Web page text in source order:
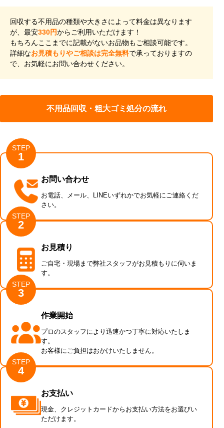
回収する不用品の種類や大きさによって料金は異なります
が、最安330円からご利用いただけます！
もちろんここまでに記載がないお品物もご相談可能です。
詳細なお見積もりやご相談は完全無料で承っておりますの
で、お気軽にお問い合わせください。
不用品回収・粗大ゴミ処分の流れ
STEP
1
お問い合わせ
お電話、メール、LINEいずれかでお気軽にご連絡くだ
さい。
STEP
2
お見積り
ご自宅・現場まで弊社スタッフがお見積もりに伺いま
す。
STEP
3
作業開始
プロのスタッフにより迅速かつ丁寧に対応いたしま
す。
お客様にご負担はおかけいたしません。
STEP
4
お支払い
現金、クレジットカードからお支払い方法をお選びい
ただけます。